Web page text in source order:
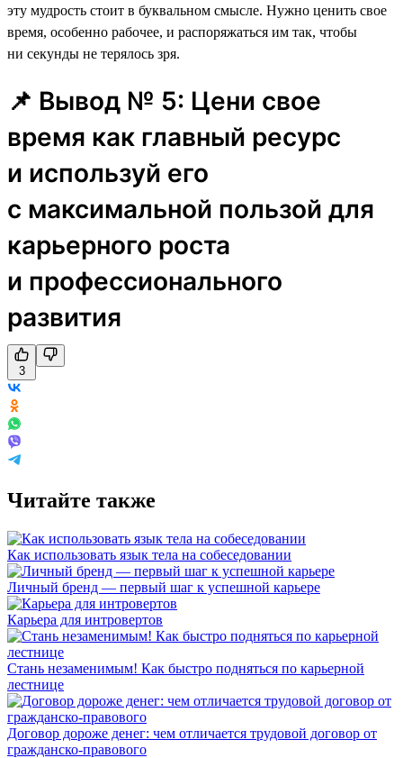
эту мудрость стоит в буквальном смысле. Нужно ценить свое
время, особенно рабочее, и распоряжаться им так, чтобы
ни секунды не терялось зря.
📌 Вывод № 5: Цени свое
время как главный ресурс
и используй его
с максимальной пользой для
карьерного роста
и профессионального
развития
3
Читайте также
Как использовать язык тела на собеседовании
Личный бренд — первый шаг к успешной карьере
Карьера для интровертов
Стань незаменимым! Как быстро подняться по карьерной
лестнице
Договор дороже денег: чем отличается трудовой договор от
гражданско-правового